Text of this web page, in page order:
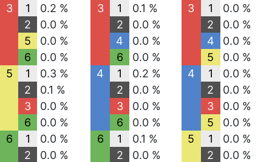
3
1
0.2 %
2
0.0 %
5
0.0 %
6
0.0 %
5
1
0.3 %
2
0.1 %
3
0.0 %
6
0.0 %
6
1
0.0 %
2
0.0 %
3
1
0.1 %
2
0.0 %
4
0.0 %
6
0.0 %
4
1
0.2 %
2
0.0 %
3
0.0 %
6
0.0 %
6
1
0.1 %
2
0.0 %
3
1
0.0 %
2
0.0 %
4
0.0 %
5
0.0 %
4
1
0.0 %
2
0.0 %
3
0.0 %
5
0.0 %
5
1
0.0 %
2
0.0 %